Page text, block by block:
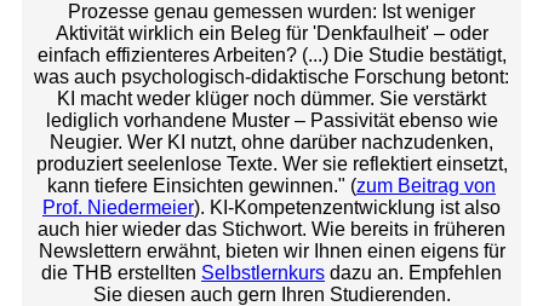
Prozesse genau gemessen wurden: Ist weniger
Aktivität wirklich ein Beleg für 'Denkfaulheit' – oder
einfach effizienteres Arbeiten? (...) Die Studie bestätigt,
was auch psychologisch-didaktische Forschung betont:
KI macht weder klüger noch dümmer. Sie verstärkt
lediglich vorhandene Muster – Passivität ebenso wie
Neugier. Wer KI nutzt, ohne darüber nachzudenken,
produziert seelenlose Texte. Wer sie reflektiert einsetzt,
kann tiefere Einsichten gewinnen." (zum Beitrag von
Prof. Niedermeier). KI-Kompetenzentwicklung ist also
auch hier wieder das Stichwort. Wie bereits in früheren
Newslettern erwähnt, bieten wir Ihnen einen eigens für
die THB erstellten Selbstlernkurs dazu an. Empfehlen
Sie diesen auch gern Ihren Studierenden.